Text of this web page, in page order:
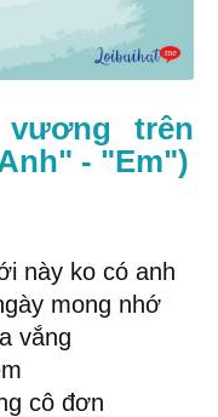
trên
- "Em")
này ko có anh
mong nhớ
vắng
cô đơn